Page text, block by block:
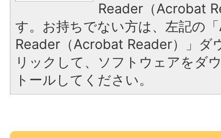
Reader（Acrobat
す。お持ちでない方は、左記の
Reader（Acrobat Reader）」ダ
リックして、ソフトウェアをダ
トールしてください。